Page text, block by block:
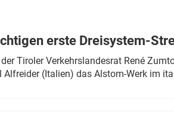
erste Dreisystem-
Tiroler Verkehrslandesrat René
Alfreider (Italien) das Alstom-Werk im